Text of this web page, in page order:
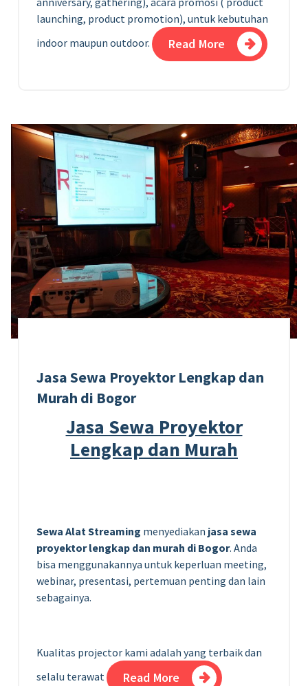
launching, product promotion), untuk kebutuhan
indoor maupun outdoor.
Read More
Jasa Sewa Proyektor Lengkap dan
Murah di Bogor
Jasa Sewa Proyektor
Lengkap dan Murah
Sewa Alat Streaming menyediakan jasa sewa
proyektor lengkap dan murah di Bogor. Anda
bisa menggunakannya untuk keperluan meeting,
webinar, presentasi, pertemuan penting dan lain
sebagainya.
Kualitas projector kami adalah yang terbaik dan
selalu terawat
Read More